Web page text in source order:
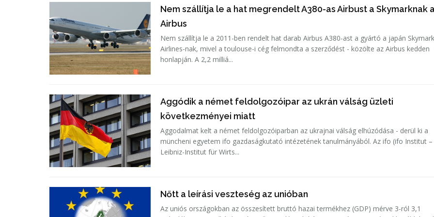
Nem szállítja le a hat megrendelt A380-as Airbust a Skymarknak
Airbus
Nem szállítja le a 2011-ben rendelt hat darab Airbus A380-ast a gyártó a japán
Airlines-nak, mivel a toulouse-i cég felmondta a szerződést - közölte az Airbus kedden
honlapján. A 2,2 milliá...
Aggódik a német feldolgozóipar az ukrán válság üzleti
következményei miatt
Aggodalmat kelt a német feldolgozóiparban az ukrajnai válság elhúzódása - derül ki a
müncheni egyetem ifo gazdaságkutató intézetének tanulmányából. Az ifo (ifo Institut –
Leibniz-Institut für Wirts...
Nőtt a leírási veszteség az unióban
Az uniós országokban az összesített bruttó hazai termékhez (GDP) mérve 3-ról 3,1